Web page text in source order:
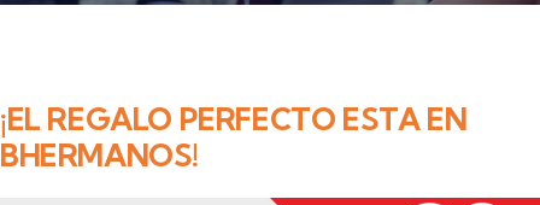
¡EL REGALO PERFECTO ESTA EN
BHERMANOS!